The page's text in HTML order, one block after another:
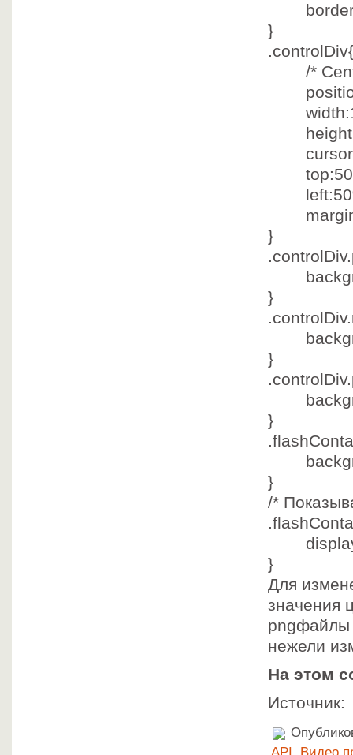
border-
}
.controlDiv{
/*
}
}
}
}
}
/*
}
Для
значения
pngфайлы
нежели
На этом